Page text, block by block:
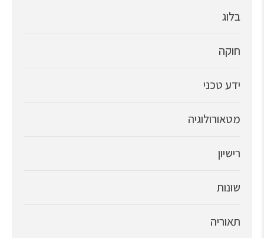
בלוג
חוקה
ידע טכני
מטאורולוגיה
רישיון
שונות
תאוריה